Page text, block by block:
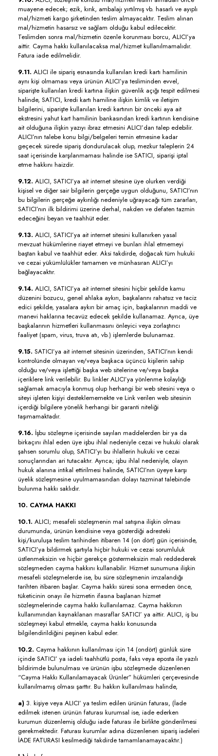
muayene edecek; ezik, kırık, ambalajı yırtılmış vb. hasarlı ve ayıplı
mal/hizmeti kargo şirketinden teslim almayacaktır. Teslim alınan
mal/hizmetin hasarsız ve sağlam olduğu kabul edilecektir.
Teslimden sonra mal/hizmetin özenle korunması borcu, ALICI’ya
aittir. Cayma hakkı kullanılacaksa mal/hizmet kullanılmamalıdır.
Fatura iade edilmelidir.
9.11. ALICI ile sipariş esnasında kullanılan kredi kartı hamilinin
aynı kişi olmaması veya ürünün ALICI’ya tesliminden evvel,
siparişte kullanılan kredi kartına ilişkin güvenlik açığı tespit edilmesi
halinde, SATICI, kredi kartı hamiline ilişkin kimlik ve iletişim
bilgilerini, siparişte kullanılan kredi kartının bir önceki aya ait
ekstresini yahut kart hamilinin bankasından kredi kartının kendisine
ait olduğuna ilişkin yazıyı ibraz etmesini ALICI’dan talep edebilir.
ALICI’nın talebe konu bilgi/belgeleri temin etmesine kadar
geçecek sürede sipariş dondurulacak olup, mezkur taleplerin 24
saat içerisinde karşılanmaması halinde ise SATICI, siparişi iptal
etme hakkını haizdir.
9.12. ALICI, SATICI’ya ait internet sitesine üye olurken verdiği
kişisel ve diğer sair bilgilerin gerçeğe uygun olduğunu, SATICI’nın
bu bilgilerin gerçeğe aykırılığı nedeniyle uğrayacağı tüm zararları,
SATICI’nın ilk bildirimi üzerine derhal, nakden ve defaten tazmin
edeceğini beyan ve taahhüt eder.
9.13. ALICI, SATICI’ya ait internet sitesini kullanırken yasal
mevzuat hükümlerine riayet etmeyi ve bunları ihlal etmemeyi
baştan kabul ve taahhüt eder. Aksi takdirde, doğacak tüm hukuki
ve cezai yükümlülükler tamamen ve münhasıran ALICI’yı
bağlayacaktır.
9.14. ALICI, SATICI’ya ait internet sitesini hiçbir şekilde kamu
düzenini bozucu, genel ahlaka aykırı, başkalarını rahatsız ve taciz
edici şekilde, yasalara aykırı bir amaç için, başkalarının maddi ve
manevi haklarına tecavüz edecek şekilde kullanamaz. Ayrıca, üye
başkalarının hizmetleri kullanmasını önleyici veya zorlaştırıcı
faaliyet (spam, virus, truva atı, vb.) işlemlerde bulunamaz.
9.15. SATICI’ya ait internet sitesinin üzerinden, SATICI’nın kendi
kontrolünde olmayan ve/veya başkaca üçüncü kişilerin sahip
olduğu ve/veya işlettiği başka web sitelerine ve/veya başka
içeriklere link verilebilir. Bu linkler ALICI’ya yönlenme kolaylığı
sağlamak amacıyla konmuş olup herhangi bir web sitesini veya o
siteyi işleten kişiyi desteklememekte ve Link verilen web sitesinin
içerdiği bilgilere yönelik herhangi bir garanti niteliği
taşımamaktadır.
9.16. İşbu sözleşme içerisinde sayılan maddelerden bir ya da
birkaçını ihlal eden üye işbu ihlal nedeniyle cezai ve hukuki olarak
şahsen sorumlu olup, SATICI’yı bu ihlallerin hukuki ve cezai
sonuçlarından ari tutacaktır. Ayrıca; işbu ihlal nedeniyle, olayın
hukuk alanına intikal ettirilmesi halinde, SATICI’nın üyeye karşı
üyelik sözleşmesine uyulmamasından dolayı tazminat talebinde
bulunma hakkı saklıdır.
10. CAYMA HAKKI
10.1. ALICI; mesafeli sözleşmenin mal satışına ilişkin olması
durumunda, ürünün kendisine veya gösterdiği adresteki
kişi/kuruluşa teslim tarihinden itibaren 14 (on dört) gün içerisinde,
SATICI’ya bildirmek şartıyla hiçbir hukuki ve cezai sorumluluk
üstlenmeksizin ve hiçbir gerekçe göstermeksizin malı reddederek
sözleşmeden cayma hakkını kullanabilir. Hizmet sunumuna ilişkin
mesafeli sözleşmelerde ise, bu süre sözleşmenin imzalandığı
tarihten itibaren başlar. Cayma hakkı süresi sona ermeden önce,
tüketicinin onayı ile hizmetin ifasına başlanan hizmet
sözleşmelerinde cayma hakkı kullanılamaz. Cayma hakkının
kullanımından kaynaklanan masraflar SATICI’ ya aittir. ALICI, iş bu
sözleşmeyi kabul etmekle, cayma hakkı konusunda
bilgilendirildiğini peşinen kabul eder.
10.2. Cayma hakkının kullanılması için 14 (ondört) günlük süre
içinde SATICI’ ya iadeli taahhütlü posta, faks veya eposta ile yazılı
bildirimde bulunulması ve ürünün işbu sözleşmede düzenlenen
“Cayma Hakkı Kullanılamayacak Ürünler” hükümleri çerçevesinde
kullanılmamış olması şarttır. Bu hakkın kullanılması halinde,
a) 3. kişiye veya ALICI’ ya teslim edilen ürünün faturası, (İade
edilmek istenen ürünün faturası kurumsal ise, iade ederken
kurumun düzenlemiş olduğu iade faturası ile birlikte gönderilmesi
gerekmektedir. Faturası kurumlar adına düzenlenen sipariş iadeleri
İADE FATURASI kesilmediği takdirde tamamlanamayacaktır.)